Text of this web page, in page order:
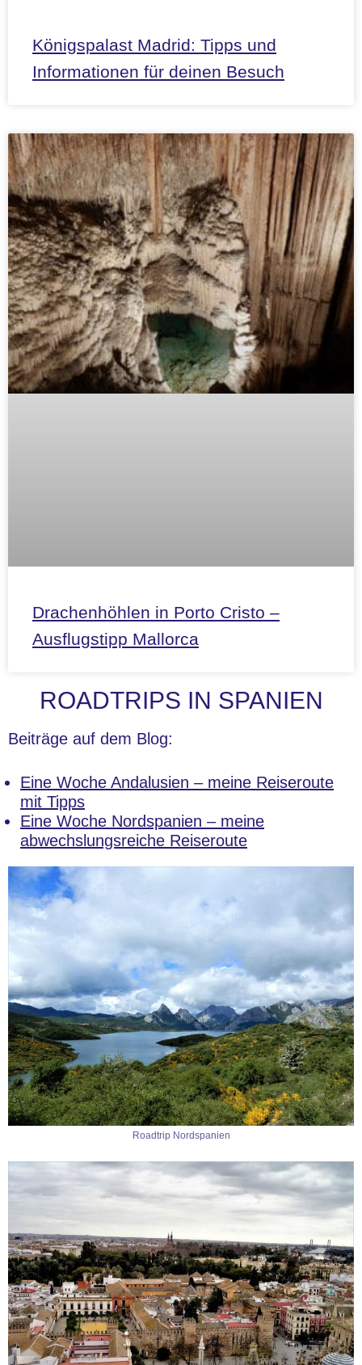
Königspalast Madrid: Tipps und
Informationen für deinen Besuch
Drachenhöhlen in Porto Cristo –
Ausflugstipp Mallorca
ROADTRIPS IN SPANIEN
Beiträge auf dem Blog:
Eine Woche Andalusien – meine Reiseroute
mit Tipps
Eine Woche Nordspanien – meine
abwechslungsreiche Reiseroute
Roadtrip Nordspanien